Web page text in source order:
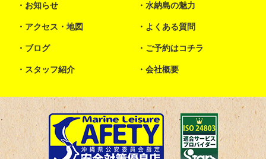
お知らせ 水納島の魅力
アクセス・地図 よくある質問
ブログ ご予約はコチラ
スタッフ紹介 会社概要